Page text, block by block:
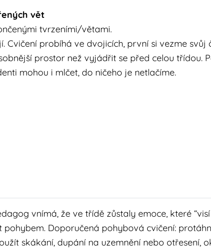
vět
tvrzeními/větami.
Cvičení probíhá ve dvojicích, první si vezme
prostor než vyjádřit se před celou třídou.
mohou i mlčet, do ničeho je netlačíme.
vnímá, že ve třídě zůstaly emoce, které
Doporučená pohybová cvičení:
skákání, dupání na uzemnění nebo otřesení,